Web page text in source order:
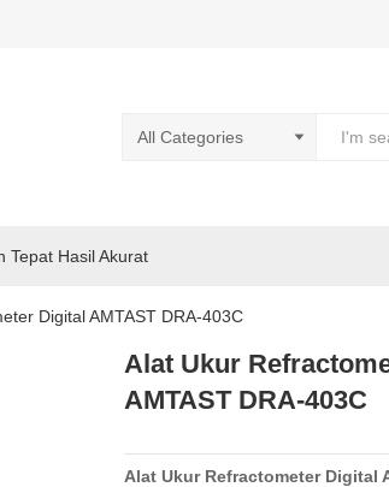
Tepat Hasil Akurat
Digital AMTAST DRA-403C
Alat Ukur
AMTAST DRA-403C
Alat Ukur Refractometer Digital